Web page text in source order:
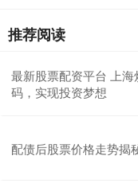
推荐阅读
最新股票配资平台 上
码，实现投资梦想
配债后股票价格走势揭